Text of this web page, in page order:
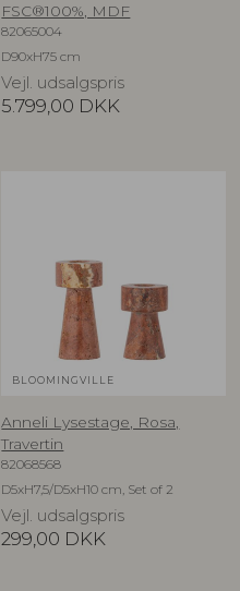
FSC®100%, MDF
82065004
D90xH75 cm
Vejl. udsalgspris
5.799,00 DKK
BLOOMINGVILLE
Anneli Lysestage, Rosa,
Travertin
82068568
D5xH7,5/D5xH10 cm, Set of 2
Vejl. udsalgspris
299,00 DKK